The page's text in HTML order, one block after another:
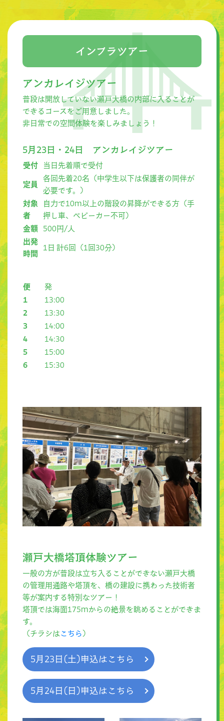
インフラツアー
アンカレイジツアー
普段は開放していない瀬戸大橋の内部に入ることが
できるコースをご用意しました。
非日常での空間体験を楽しみましょう！
5月23日・24日 アンカレイジツアー
受付 当日先着順で受付
定員
各回先着20名（中学生以下は保護者の同伴が
必要です。）
対象
者
自力で10m以上の階段の昇降ができる方（手
押し車、ベビーカー不可）
金額
500円/人
出発
時間
1日 計6回（1回30分）
便
発
1
13:00
2
13:30
3
14:00
4
14:30
5
15:00
6
15:30
瀬戸大橋塔頂体験ツアー
一般の方が普段は立ち入ることができない瀬戸大橋
の管理用通路や塔頂を、橋の建設に携わった技術者
等が案内する特別なツアー！
塔頂では海面175mからの絶景を眺めることができま
す。
（チラシは こちら ）
5月23日(土)申込はこちら
5月24日(日)申込はこちら